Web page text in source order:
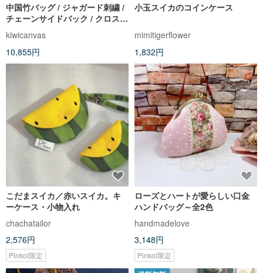
中国竹バッグ / ジャガード刺繍 /
チェーンサイドバック / クロスボ
ディバッグ 4色展開
kiwicanvas
10,855円
小玉スイカのコインケース
mimitigerflower
1,832円
こだまスイカ／赤いスイカ。キ
ーケース・小物入れ
chachatailor
2,576円
Pinkoi限定
ローズとハートが愛らしい口金
ハンドバッグ～全2色
handmadelove
3,148円
Pinkoi限定